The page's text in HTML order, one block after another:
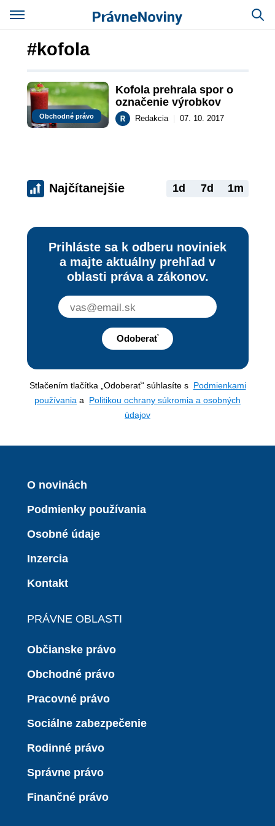
#kofola
Obchodné právo
Kofola prehrala spor o
označenie výrobkov
Redakcia 07. 10. 2017
Najčítanejšie 1d 7d 1m
Prihláste sa k odberu noviniek
a majte aktuálny prehľad v
oblasti práva a zákonov.
Odoberať
Stlačením tlačítka „Odoberať“ súhlasíte s Podmienkami
používania a Politikou ochrany súkromia a osobných
údajov
O novinách
Podmienky používania
Osobné údaje
Inzercia
Kontakt
PRÁVNE OBLASTI
Občianske právo
Obchodné právo
Pracovné právo
Sociálne zabezpečenie
Rodinné právo
Správne právo
Finančné právo